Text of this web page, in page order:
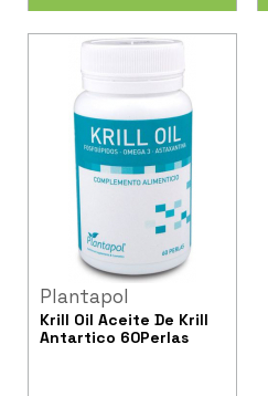
Plantapol
Krill Oil Aceite De Krill
Antartico 60Perlas